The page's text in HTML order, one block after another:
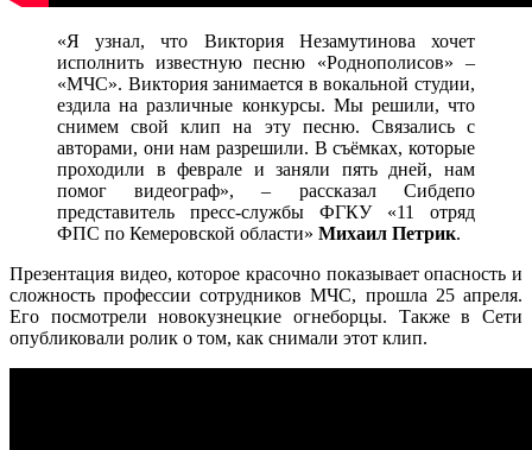
«Я узнал, что Виктория Незамутинова хочет
исполнить известную песню «Роднополисов» –
«МЧС». Виктория занимается в вокальной студии,
ездила на различные конкурсы. Мы решили, что
снимем свой клип на эту песню. Связались с
авторами, они нам разрешили. В съёмках, которые
проходили в феврале и заняли пять дней, нам
помог видеограф», – рассказал Сибдепо
представитель пресс-службы ФГКУ «11 отряд
ФПС по Кемеровской области» Михаил Петрик.
Презентация видео, которое красочно показывает опасность и
сложность профессии сотрудников МЧС, прошла 25 апреля.
Его посмотрели новокузнецкие огнеборцы. Также в Сети
опубликовали ролик о том, как снимали этот клип.